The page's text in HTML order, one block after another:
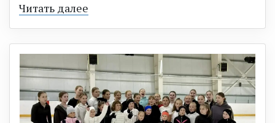
Читать далее